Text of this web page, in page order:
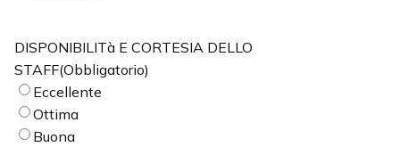
DISPONIBILITà E CORTESIA DELLO
STAFF(Obbligatorio)
Eccellente
Ottima
Buona